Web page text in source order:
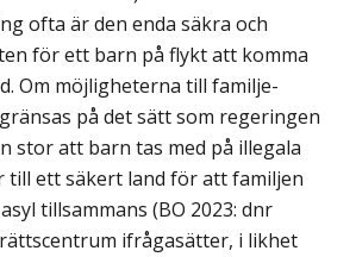
ofta är den enda säkra och
för ett barn på flykt att komma
Om möjligheterna till familje­
på det sätt som regeringen
stor att barn tas med på illegala
till ett säkert land för att familjen
tillsammans (BO 2023: dnr
ifrågasätter, i likhet